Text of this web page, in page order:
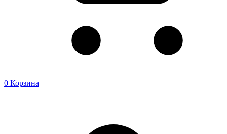
0 Корзина